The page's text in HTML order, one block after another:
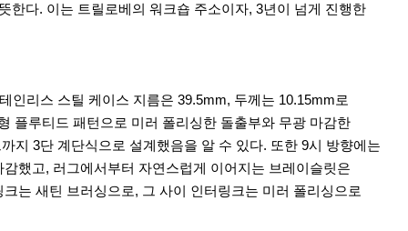
한다. 이는 트릴로베의 워크숍 주소이자, 3년이 넘게 진행한
인리스 스틸 케이스 지름은 39.5mm, 두께는 10.15mm로
플루티드 패턴으로 미러 폴리싱한 돌출부와 무광 마감한
지 3단 계단식으로 설계했음을 알 수 있다. 또한 9시 방향에는
했고, 러그에서부터 자연스럽게 이어지는 브레이슬릿은
는 새틴 브러싱으로, 그 사이 인터링크는 미러 폴리싱으로